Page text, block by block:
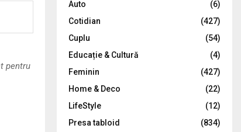
pentru
:
C
Auto
(6)
Cotidian
(427)
Cuplu
(54)
Educație & Cultură
(4)
Feminin
(427)
Home & Deco
(22)
LifeStyle
(12)
Presa tabloid
(834)